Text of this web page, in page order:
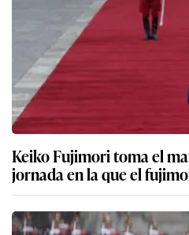
Keiko Fujimori toma el
jornada en la que el